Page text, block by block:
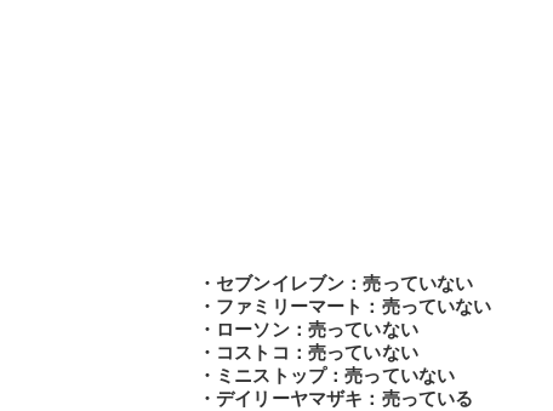
・セブンイレブン：売っていない
・ファミリーマート：売っていない
・ローソン：売っていない
・コストコ：売っていない
・ミニストップ：売っていない
・デイリーヤマザキ：売っている